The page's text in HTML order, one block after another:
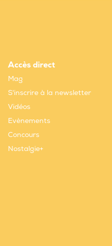
Accès direct
Mag
S'inscrire à la newsletter
Vidéos
Evènements
Concours
Nostalgie+